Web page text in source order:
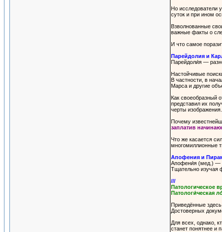
Но исследователи
суток и при ином
Взволнованные
важные факты о
И что самое
Парейдолия и
Парейдоли́я —
Настойчивые
В частности, в
Марса и другие
Как своеобразный
представил их
черты изображения.
Почему
заплатив
Что же касается
многомиллионные
Апофения и
Апофени́я (мед.) —
Тщательно изучая
///
Патологическое
Патологи́ческая
Приведённые
Достоверных
Для всех, однако,
станет понятнее и